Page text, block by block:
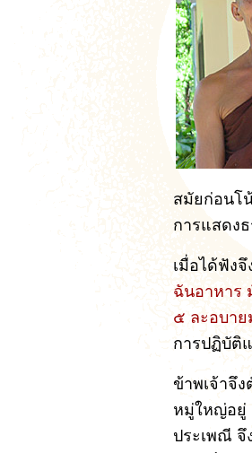
สมัยก่อนโ
การแสดง
เมื่อได้ฟัง
ฉันอาหาร
๕ ละอบาย
การปฏิบัติ
ข้าพเจ้าจึ
หมู่ใหญ่อยู่
ประเพณี